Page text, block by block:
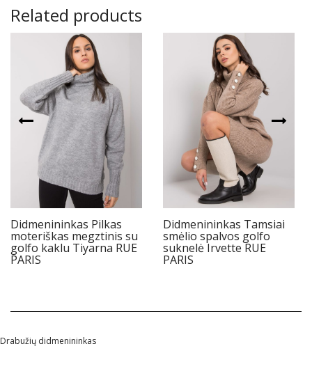
Related products
Didmenininkas Pilkas
moteriškas megztinis su
golfo kaklu Tiyarna RUE
PARIS
Didmenininkas Tamsiai
smėlio spalvos golfo
suknelė Irvette RUE
PARIS
Drabužių didmenininkas